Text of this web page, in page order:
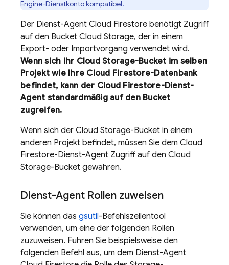
Engine-Dienstkonto kompatibel.
Der Dienst-Agent Cloud Firestore benötigt Zugriff
auf den Bucket Cloud Storage, der in einem
Export- oder Importvorgang verwendet wird.
Wenn sich Ihr Cloud Storage-Bucket im selben
Projekt wie Ihre Cloud Firestore-Datenbank
befindet, kann der Cloud Firestore-Dienst-
Agent standardmäßig auf den Bucket
zugreifen.
Wenn sich der Cloud Storage-Bucket in einem
anderen Projekt befindet, müssen Sie dem Cloud
Firestore-Dienst-Agent Zugriff auf den Cloud
Storage-Bucket gewähren.
Dienst-Agent Rollen zuweisen
Sie können das gsutil-Befehlszeilentool
verwenden, um eine der folgenden Rollen
zuzuweisen. Führen Sie beispielsweise den
folgenden Befehl aus, um dem Dienst-Agent